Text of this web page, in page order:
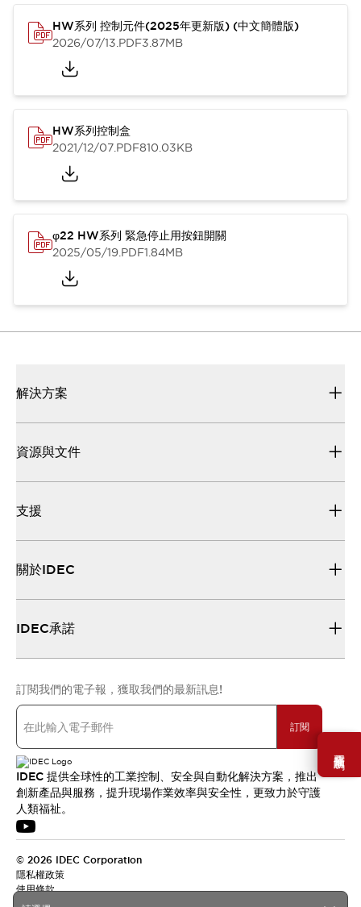
需要幫助嗎？
HW系列 控制元件(2025年更新版) (中文簡體版)
2026/07/13.PDF3.87MB
HW系列控制盒
2021/12/07.PDF810.03KB
φ22 HW系列 緊急停止用按鈕開關
2025/05/19.PDF1.84MB
解決方案
資源與文件
支援
關於IDEC
IDEC承諾
訂閱我們的電子報，獲取我們的最新訊息!
訂閱
IDEC 提供全球性的工業控制、安全與自動化解決方案，推出
創新產品與服務，提升現場作業效率與安全性，更致力於守護
人類福祉。
© 2026 IDEC Corporation
隱私權政策
使用條款